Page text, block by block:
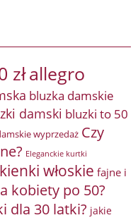
złallegro
bluzka damskie
damski bluzki to 50
wyprzedaż Czy
Eleganckie kurtki
włoskie fajne i
kobiety po 50?
dla 30 latki? jakie